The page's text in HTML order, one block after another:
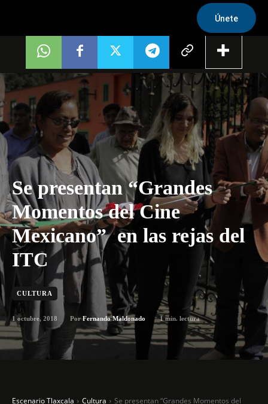
Únete
Se presentan “Grandes
Momentos del Cine
Mexicano” en las rejas del
ITC
CULTURA
1 octubre, 2018 Por Fernando Maldonado 1 min. lectura
Escenario Tlaxcala Cultura
Se presentan “Grandes Momentos del